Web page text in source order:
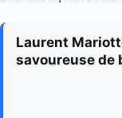
Laurent
savoureuse de